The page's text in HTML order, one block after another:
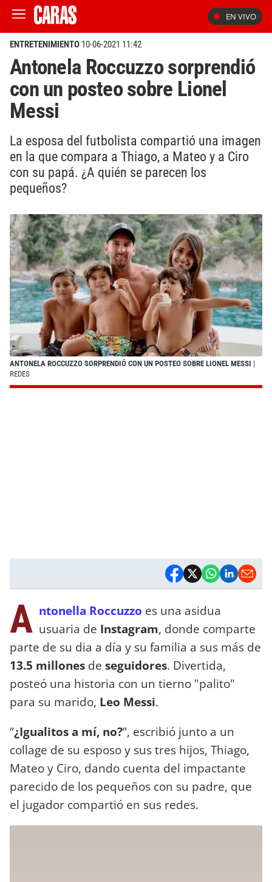
EN VIVO
ENTRETENIMIENTO 10-06-2021 11:42
Antonela Roccuzzo sorprendió
con un posteo sobre Lionel
Messi
La esposa del futbolista compartió una imagen
en la que compara a Thiago, a Mateo y a Ciro
con su papá. ¿A quién se parecen los
pequeños?
ANTONELA ROCCUZZO SORPRENDIÓ CON UN POSTEO SOBRE LIONEL MESSI |
REDES
A ntonella Roccuzzo es una asidua
usuaria de Instagram, donde comparte
parte de su dia a día y su familia a sus más de
13.5 millones de seguidores. Divertida,
posteó una historia con un tierno "palito"
para su marido, Leo Messi.
“¿Igualitos a mí, no?”, escribió junto a un
collage de su esposo y sus tres hijos, Thiago,
Mateo y Ciro, dando cuenta del impactante
parecido de los pequeños con su padre, que
el jugador compartió en sus redes.